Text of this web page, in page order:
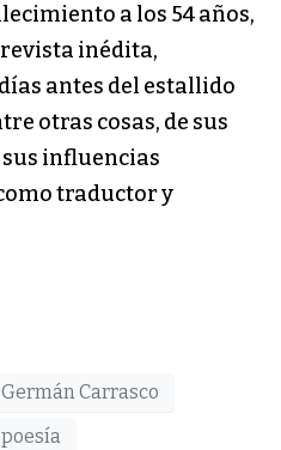
a los 54 años,
inédita,
antes del estallido
otras cosas, de sus
influencias
traductor y
Germán Carrasco
poesía